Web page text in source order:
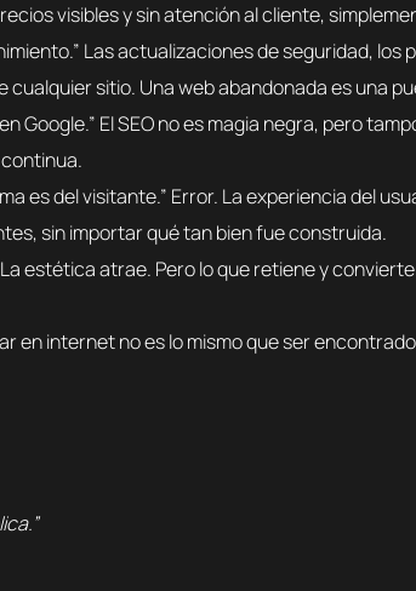
visibles y sin atención al cliente,
cualquier sitio. Una web abandonada es una
sin importar qué tan bien fue construida.